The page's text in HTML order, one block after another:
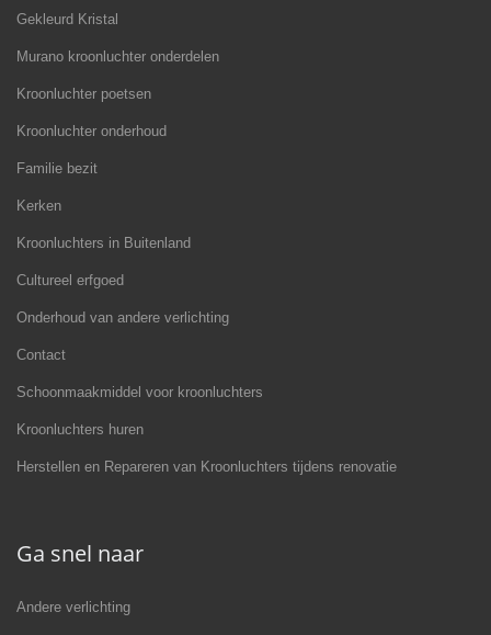
Gekleurd Kristal
Murano kroonluchter onderdelen
Kroonluchter poetsen
Kroonluchter onderhoud
Familie bezit
Kerken
Kroonluchters in Buitenland
Cultureel erfgoed
Onderhoud van andere verlichting
Contact
Schoonmaakmiddel voor kroonluchters
Kroonluchters huren
Herstellen en Repareren van Kroonluchters tijdens renovatie
Ga snel naar
Andere verlichting